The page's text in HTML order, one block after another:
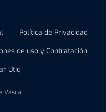
Política de Privacidad
de uso y Contratación
Utiq
Vasca